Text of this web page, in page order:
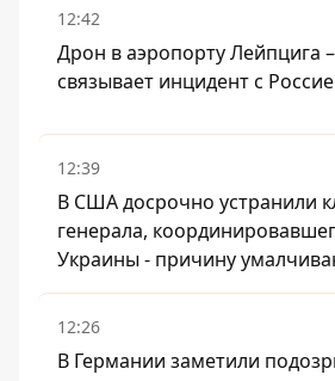
12:42
Дрон в аэропорту Лейпцига
связывает инцидент с
12:39
В США досрочно устранили
генерала,
Украины - причину
12:26
В Германии заметили